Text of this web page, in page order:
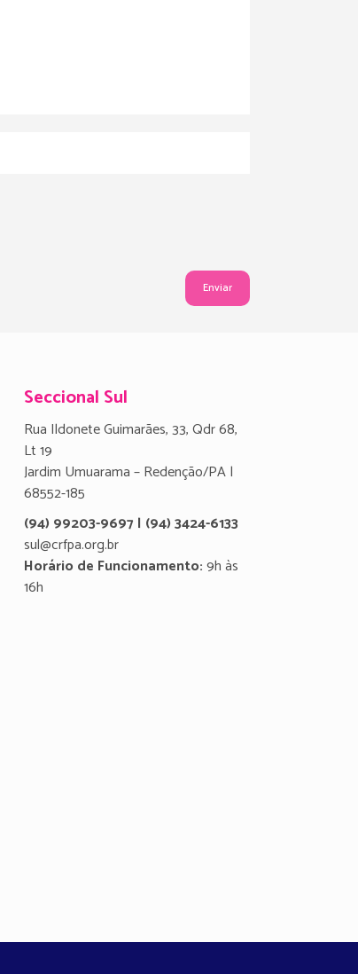
Seccional Sul
Rua Ildonete Guimarães, 33, Qdr 68,
Lt 19
Jardim Umuarama – Redenção/PA |
68552-185
(94) 99203-9697 | (94) 3424-6133
sul@crfpa.org.br
Horário de Funcionamento:9h às
16h